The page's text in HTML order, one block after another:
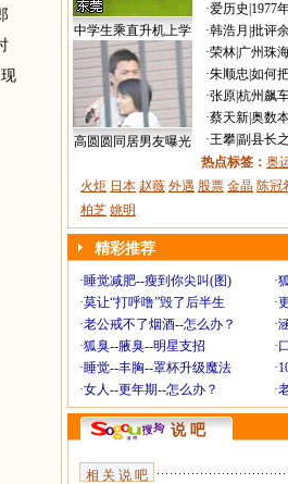
中学生乘直升机上学
高圆圆同居男友曝光
·爱历史 1977
·韩浩月 批评
·荣林| 广州珠
·朱顺忠 如何
·张原|杭州飙
·蔡天新|奥数
·王攀|副县长
热点标签： 奥
火炬 日本 赵薇 外遇 股票 金晶 陈冠
柏芝 姚明
精彩推荐
·睡觉减肥--瘦到你尖叫(图) ·
·莫让“打呼噜”毁了后半生 ·
·老公戒不了烟酒--怎么办？ ·
·狐臭--腋臭--明星支招 ·
·睡觉--丰胸--罩杯升级魔法 ·
·女人--更年期--怎么办？ ·
说 吧
相 关 说 吧